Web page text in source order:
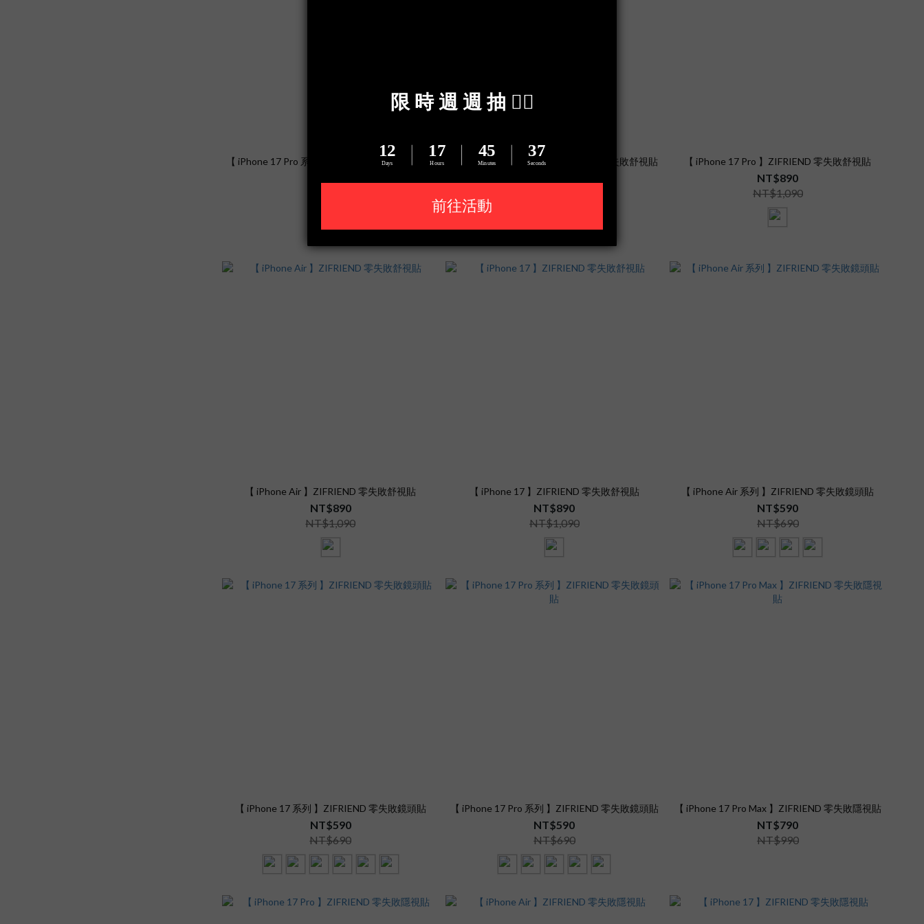
【 iPhone 17 Pro 系列 】ZIFRIEND 零失敗鏡頭底
【 iPhone 17 Pro Max 】ZIFRIEND 零失敗舒視貼 【 iPhone 17 Pro 】ZIFRIEND 零失敗舒視貼
NT$890
NT$1,090
【 iPhone Air 】ZIFRIEND 零失敗舒視貼
NT$890
NT$1,090
【 iPhone 17 】ZIFRIEND 零失敗舒視貼
NT$890
NT$1,090
【 iPhone Air 系列 】ZIFRIEND 零失敗鏡頭貼
NT$590
NT$690
【 iPhone 17 系列 】ZIFRIEND 零失敗鏡頭貼
NT$590
NT$690
【 iPhone 17 Pro 系列 】ZIFRIEND 零失敗鏡頭貼
NT$590
NT$690
【 iPhone 17 Pro Max 】ZIFRIEND 零失敗隱視貼
NT$790
NT$990